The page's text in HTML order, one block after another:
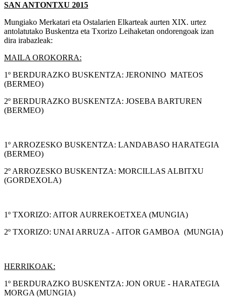
SAN ANTONTXU 2015
Mungiako Merkatari eta Ostalarien Elkarteak aurten XIX. urtez
antolatutako Buskentza eta Txorizo Leihaketan ondorengoak izan
dira irabazleak:
MAILA OROKORRA:
1º BERDURAZKO BUSKENTZA: JERONINO MATEOS
(BERMEO)
2º BERDURAZKO BUSKENTZA: JOSEBA BARTUREN
(BERMEO)
1º ARROZESKO BUSKENTZA: LANDABASO HARATEGIA
(BERMEO)
2º ARROZESKO BUSKENTZA: MORCILLAS ALBITXU
(GORDEXOLA)
1º TXORIZO: AITOR AURREKOETXEA (MUNGIA)
2º TXORIZO: UNAI ARRUZA - AITOR GAMBOA (MUNGIA)
HERRIKOAK:
1º BERDURAZKO BUSKENTZA: JON ORUE - HARATEGIA
MORGA (MUNGIA)